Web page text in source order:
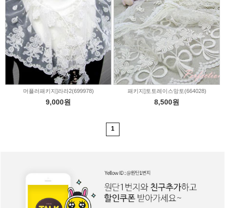
머플러패키지]라라2(699978)
9,000원
패키지]토토레이스망토(664028)
8,500원
1